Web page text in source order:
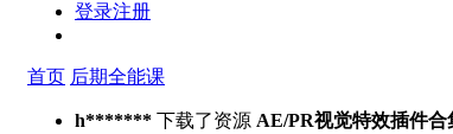
登录注册
首页 后期全能课
h******* 下载了资源 AE/PR视觉特效插件合